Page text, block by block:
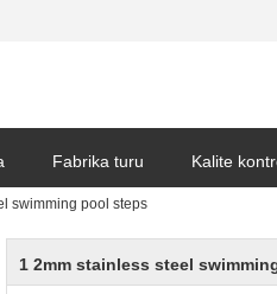
Fabrika turu Kalite
swimming pool steps
1 2mm stainless steel